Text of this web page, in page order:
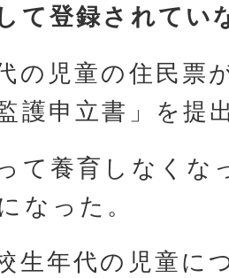
て登録されてい
の児童の住民票
護申立書」を提
て養育しなくな
なった。
生年代の児童に